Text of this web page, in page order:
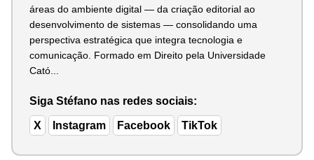
áreas do ambiente digital — da criação editorial ao
desenvolvimento de sistemas — consolidando uma
perspectiva estratégica que integra tecnologia e
comunicação. Formado em Direito pela Universidade
Cató...
Siga Stéfano nas redes sociais:
X Instagram Facebook TikTok